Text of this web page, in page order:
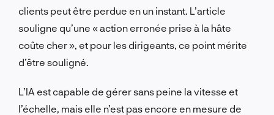
clients peut être perdue en un instant. L’article
souligne qu’une « action erronée prise à la hâte
coûte cher », et pour les dirigeants, ce point mérite
d’être souligné.
L’IA est capable de gérer sans peine la vitesse et
l’échelle, mais elle n’est pas encore en mesure de